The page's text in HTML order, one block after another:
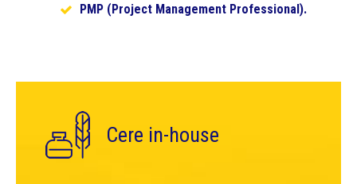
PMP (Project Management Professional).
Cere in-house